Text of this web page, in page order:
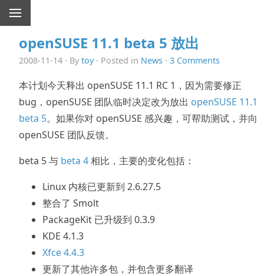
openSUSE 11.1 beta 5 放出
2008-11-14 · By toy· Posted in News · 3 Comments
本计划今天释出 openSUSE 11.1 RC 1，因为需要修正
bug，openSUSE 团队临时决定改为放出 openSUSE 11.1
beta 5。如果你对 openSUSE 感兴趣，可帮助测试，并向
openSUSE 团队反馈。
beta 5 与 beta 4相比，主要的变化包括：
Linux 内核已更新到 2.6.27.5
整合了 Smolt
PackageKit 已升级到 0.3.9
KDE 4.1.3
Xfce 4.4.3
更新了其他许多包，并包含更多翻译